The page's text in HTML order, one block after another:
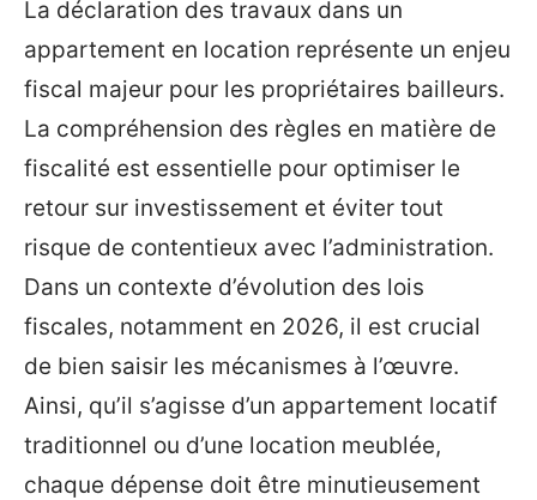
La déclaration des travaux dans un
appartement en location représente un enjeu
fiscal majeur pour les propriétaires bailleurs.
La compréhension des règles en matière de
fiscalité est essentielle pour optimiser le
retour sur investissement et éviter tout
risque de contentieux avec l’administration.
Dans un contexte d’évolution des lois
fiscales, notamment en 2026, il est crucial
de bien saisir les mécanismes à l’œuvre.
Ainsi, qu’il s’agisse d’un appartement locatif
traditionnel ou d’une location meublée,
chaque dépense doit être minutieusement